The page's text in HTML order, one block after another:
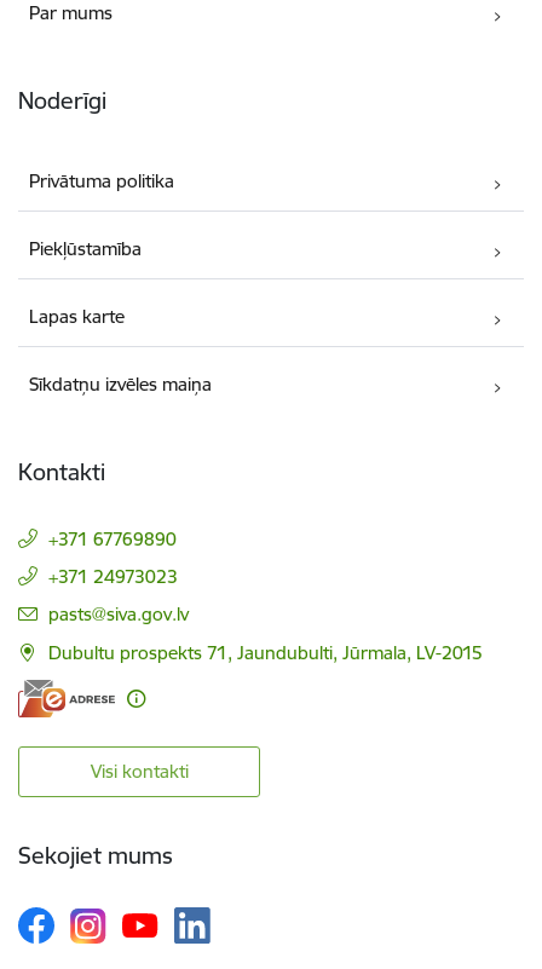
Par mums
Noderīgi
Privātuma politika
Piekļūstamība
Lapas karte
Sīkdatņu izvēles maiņa
Kontakti
+371 67769890
+371 24973023
E-pasts:
pasts@siva.gov.lv
Dubultu prospekts 71, Jaundubulti, Jūrmala, LV-2015
Visi kontakti
Sekojiet mums